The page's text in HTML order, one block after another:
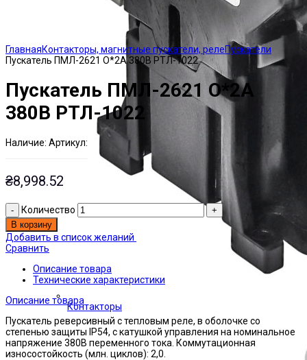
Контакторы
ГлавнаяКонтакторы, магнитные пускатели, релеПускатели
Пускатель ПМЛ-2621 О*2А 380В РТЛ-1022
Пускатель ПМЛ-2621 О*2А
380В РТЛ-1022
Наличие: Есть на складе
Артикул:
ЭТАЛ0001745
₴8,998.52
Количество
В корзину
Добавить в список желаний
Сравнить
Описание товара
Технические характеристики
Описание товара
Пускатель реверсивный с тепловым реле, в оболочке со
степенью защиты IP54, с катушкой управления на номинальное
напряжение 380В переменного тока. Коммутационная
износостойкость (млн. циклов): 2,0.